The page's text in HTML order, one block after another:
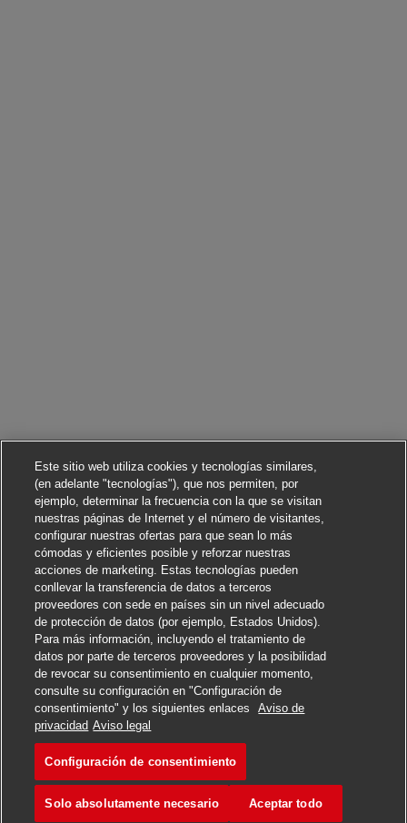
Solicitar
Marcar
Este sitio web utiliza cookies y tecnologías similares,
(en adelante "tecnologías"), que nos permiten, por
ejemplo, determinar la frecuencia con la que se visitan
nuestras páginas de Internet y el número de visitantes,
configurar nuestras ofertas para que sean lo más
cómodas y eficientes posible y reforzar nuestras
acciones de marketing. Estas tecnologías pueden
conllevar la transferencia de datos a terceros
proveedores con sede en países sin un nivel adecuado
de protección de datos (por ejemplo, Estados Unidos).
Para más información, incluyendo el tratamiento de
datos por parte de terceros proveedores y la posibilidad
de revocar su consentimiento en cualquier momento,
consulte su configuración en "Configuración de
consentimiento" y los siguientes enlaces
Aviso de
privacidad Aviso legal
Configuración de consentimiento
Solo absolutamente necesario Aceptar todo